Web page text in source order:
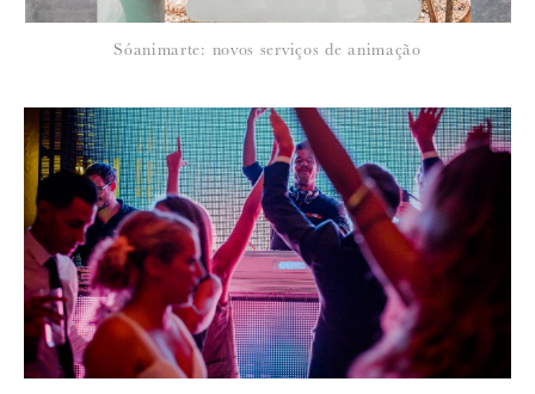
Sóanimarte: novos serviços de animação